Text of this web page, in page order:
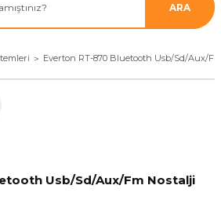
ARA
Everton RT-870 Bluetooth Usb/Sd/Aux/
Usb/Sd/Aux/Fm Nostalji